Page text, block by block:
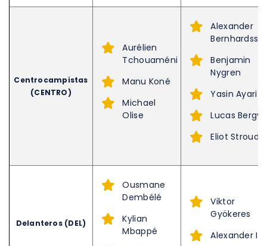
Centrocampistas
(CENTRO)
Aurélien
Tchouaméni
Manu Koné
Michael
Olise
Alexander
Benjamin
Nygren
Yasin Ayari
Lucas
Eliot Stroud
Delanteros (DEL)
Ousmane
Dembélé
Kylian
Mbappé
Viktor
Gyökeres
Alexander